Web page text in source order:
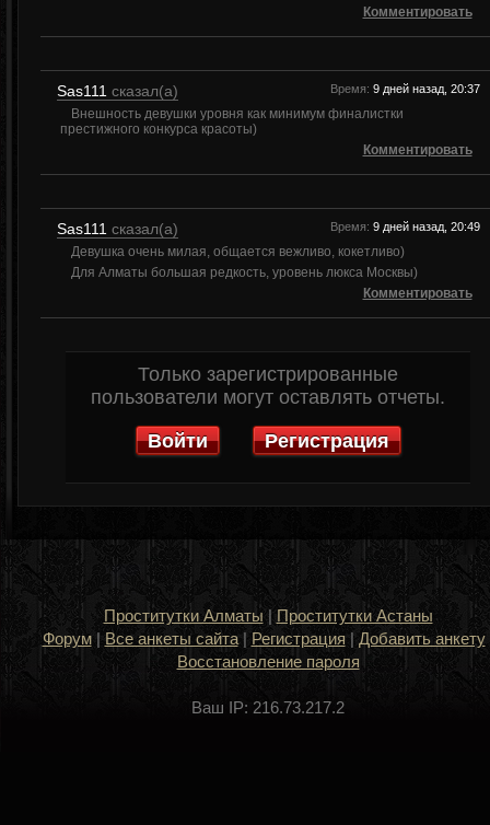
Комментировать
Sas111 сказал(а) Время: 9 дней назад, 20:37
Внешность девушки уровня как минимум финалистки
престижного конкурса красоты)
Комментировать
Sas111 сказал(а) Время: 9 дней назад, 20:49
Девушка очень милая, общается вежливо, кокетливо)
Для Алматы большая редкость, уровень люкса Москвы)
Комментировать
Только зарегистрированные
пользователи могут оставлять отчеты.
Войти Регистрация
Проститутки Алматы| Проститутки Астаны
Форум| Все анкеты сайта| Регистрация| Добавить анкету
Восстановление пароля
Ваш IP: 216.73.217.2